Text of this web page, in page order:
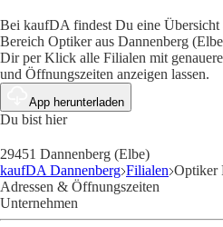
Bei kaufDA findest Du eine
Bereich Optiker aus Dannenberg
Dir per Klick alle Filialen mit
und Öffnungszeiten anzeigen lassen.
App herunterladen
Du bist hier
29451 Dannenberg (Elbe)
kaufDA Dannenberg Filialen Optiker
Adressen & Öffnungszeiten
Unternehmen